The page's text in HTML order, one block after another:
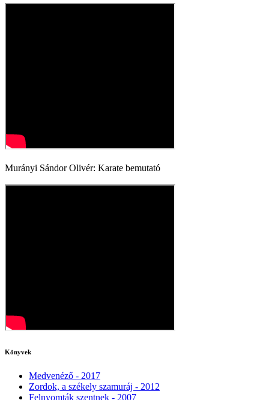
Murányi Sándor Olivér: Karate bemutató
Könyvek
Medvenéző - 2017
Zordok, a székely szamuráj - 2012
Felnyomták szentnek - 2007